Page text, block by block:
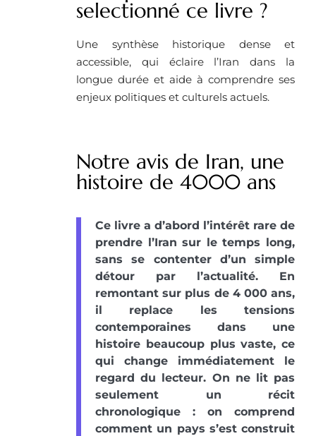
selectionné ce livre ? ​
Une synthèse historique dense et
accessible, qui éclaire l’Iran dans la
longue durée et aide à comprendre ses
enjeux politiques et culturels actuels.
Notre avis de Iran, une
histoire de 4000 ans
Ce livre a d’abord l’intérêt rare de
prendre l’Iran sur le temps long,
sans se contenter d’un simple
détour par l’actualité. En
remontant sur plus de 4 000 ans,
il replace les tensions
contemporaines dans une
histoire beaucoup plus vaste, ce
qui change immédiatement le
regard du lecteur. On ne lit pas
seulement un récit
chronologique : on comprend
comment un pays s’est construit